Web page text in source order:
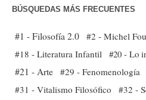
BÚSQUEDAS MÁS FRECUENTES
#1 - Filosofía 2.0 #2 - Michel
#18 - Literatura Infantil #20 - Lo
#21 - Arte #29 - Fenomenología
#31 - Vitalismo Filosófico
#32 -